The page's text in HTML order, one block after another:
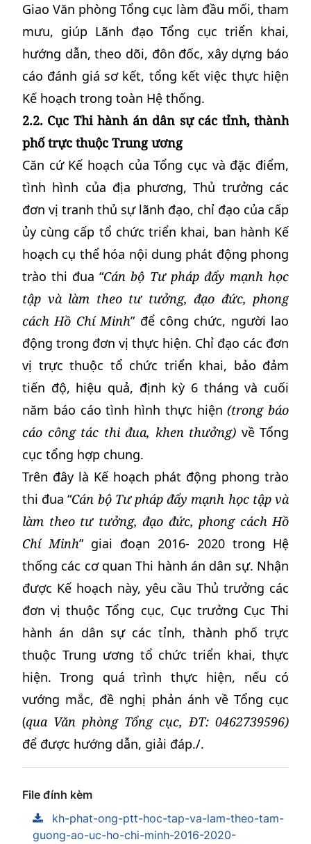
Giao Văn phòng Tổng cục làm đầu mối, tham
mưu, giúp Lãnh đạo Tổng cục triển khai,
hướng dẫn, theo dõi, đôn đốc, xây dựng báo
cáo đánh giá sơ kết, tổng kết việc thực hiện
Kế hoạch trong toàn Hệ thống.
2.2. Cục Thi hành án dân sự các tỉnh, thành
phố trực thuộc Trung ương
Căn cứ Kế hoạch của Tổng cục và đặc điểm,
tình hình của địa phương, Thủ trưởng các
đơn vị tranh thủ sự lãnh đạo, chỉ đạo của cấp
ủy cùng cấp tổ chức triển khai, ban hành Kế
hoạch cụ thể hóa nội dung phát động phong
trào thi đua “Cán bộ Tư pháp đẩy mạnh học
tập và làm theo tư tưởng, đạo đức, phong
cách Hồ Chí Minh” để công chức, người lao
động trong đơn vị thực hiện. Chỉ đạo các đơn
vị trực thuộc tổ chức triển khai, bảo đảm
tiến độ, hiệu quả, định kỳ 6 tháng và cuối
năm báo cáo tình hình thực hiện(trong báo
cáo công tác thi đua, khen thưởng) về Tổng
cục tổng hợp chung.
Trên đây là Kế hoạch phát động phong trào
thi đua “Cán bộ Tư pháp đẩy mạnh học tập và
làm theo tư tưởng, đạo đức, phong cách Hồ
Chí Minh” giai đoạn 2016- 2020 trong Hệ
thống các cơ quan Thi hành án dân sự. Nhận
được Kế hoạch này, yêu cầu Thủ trưởng các
đơn vị thuộc Tổng cục, Cục trưởng Cục Thi
hành án dân sự các tỉnh, thành phố trực
thuộc Trung ương tổ chức triển khai, thực
hiện. Trong quá trình thực hiện, nếu có
vướng mắc, đề nghị phản ánh về Tổng cục
(qua Văn phòng Tổng cục, ĐT: 0462739596)
để được hướng dẫn, giải đáp./.
File đính kèm
kh-phat-ong-ptt-hoc-tap-va-lam-theo-tam-
guong-ao-uc-ho-chi-minh-2016-2020-